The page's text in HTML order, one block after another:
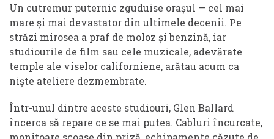
Un cutremur puternic zguduise orașul — cel mai
mare și mai devastator din ultimele decenii. Pe
străzi mirosea a praf de moloz și benzină, iar
studiourile de film sau cele muzicale, adevărate
temple ale viselor californiene, arătau acum ca
niște ateliere dezmembrate.
Într-unul dintre aceste studiouri, Glen Ballard
încerca să repare ce se mai putea. Cabluri încurcate,